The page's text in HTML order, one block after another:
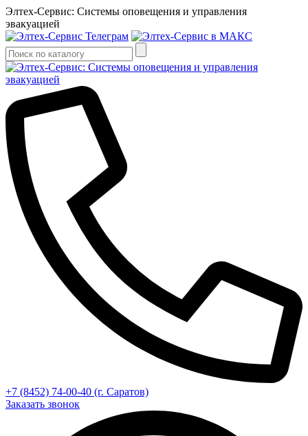
Элтех-Сервис: Системы оповещения и управления
эвакуацией
+7 (8452) 74-00-40 (г. Саратов)
Заказать звонок